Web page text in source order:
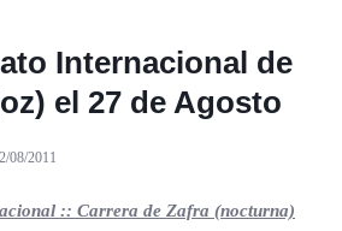
Internacional de
el 27 de Agosto
08/2011
:: Carrera de Zafra (nocturna)